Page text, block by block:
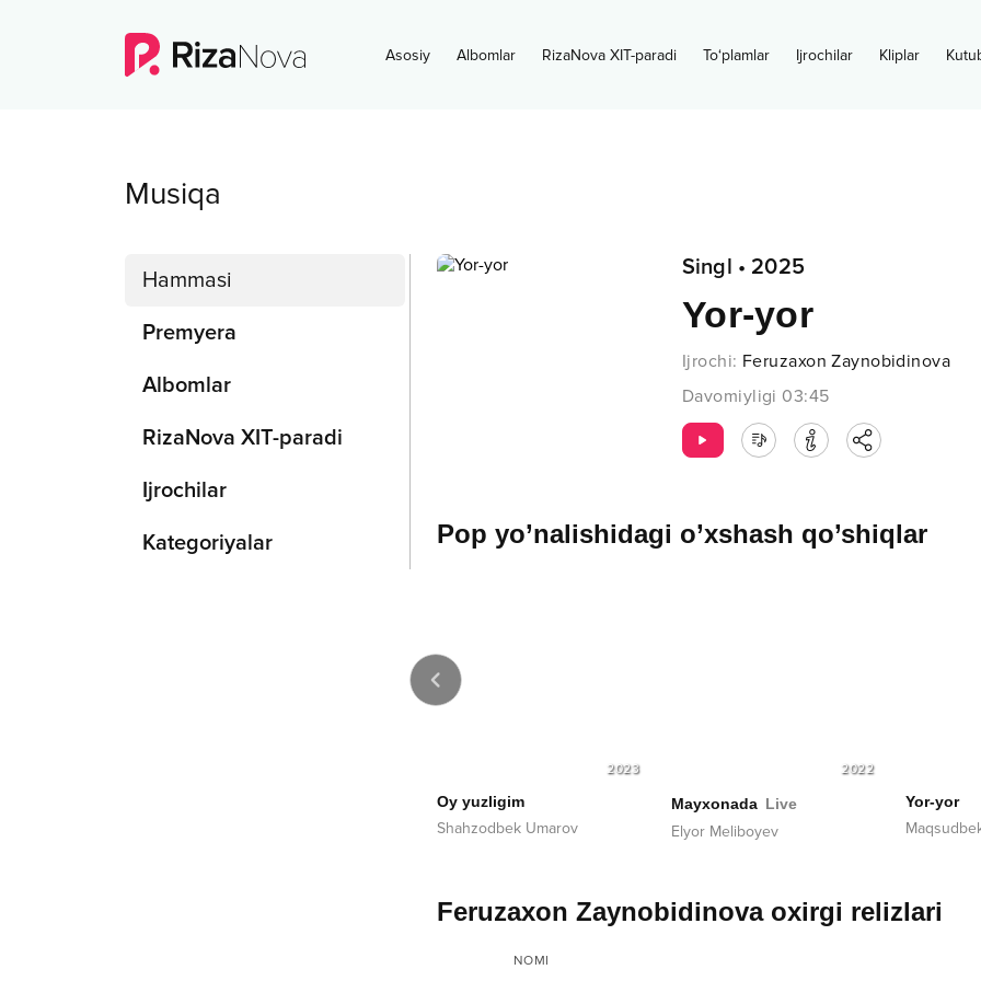
Asosiy Albomlar RizaNova XIT-paradi To‘plamlar Ijrochilar Kliplar
Musiqa
Hammasi
Premyera
Albomlar
RizaNova XIT-paradi
Ijrochilar
Kategoriyalar
Singl • 2025
Yor-yor
Ijrochi: Feruzaxon Zaynobidinova
Davomiyligi 03:45
Pop yo’nalishidagi o’xshash qo’shiqlar
2023
Oy yuzligim
Shahzodbek Umarov
2022
Mayxonada Live
Elyor Meliboyev
Yor-yor
Feruzaxon Zaynobidinova oxirgi relizlari
NOMI